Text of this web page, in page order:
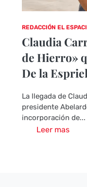
REDACCIÓN EL
Claudia
de Hierro»
De la
La llegada de
presidente
incorporación de...
Leer mas